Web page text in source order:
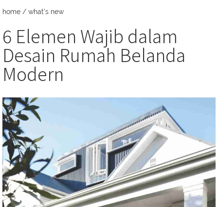
home / what's new
6 Elemen Wajib dalam
Desain Rumah Belanda
Modern